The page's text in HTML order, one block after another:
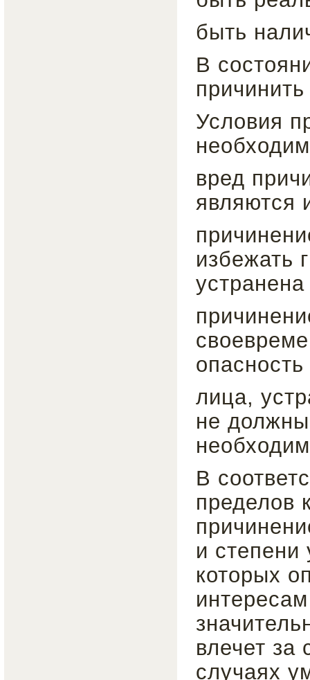
быть
В
Условия
вред
являются
избежать
лица,
не
В
пределов
и степени
которых
влечет за
случаях